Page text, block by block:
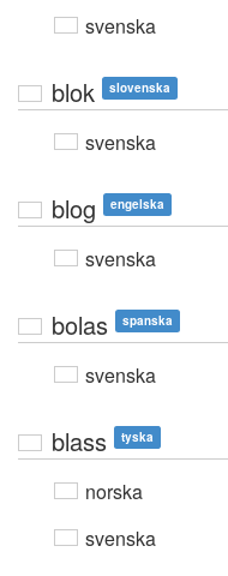
svenska
blok slovenska
svenska
blog engelska
svenska
bolas spanska
svenska
blass tyska
norska
svenska